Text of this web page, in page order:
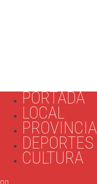
PORTADA
LOCAL
PROVINCIA
DEPORTES
CULTURA